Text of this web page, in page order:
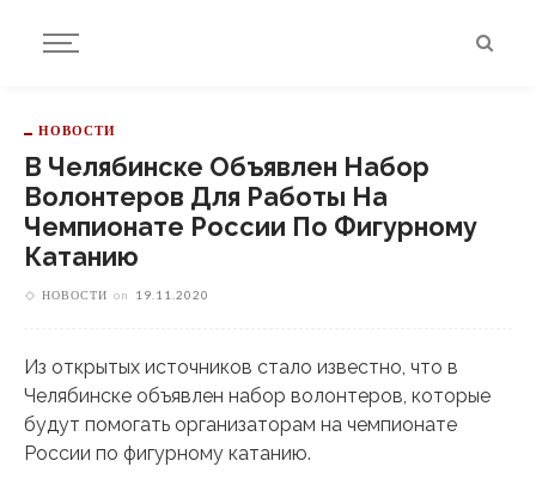
НОВОСТИ
В Челябинске Объявлен Набор
Волонтеров Для Работы На
Чемпионате России По Фигурному
Катанию
НОВОСТИ on 19.11.2020
Из открытых источников стало известно, что в
Челябинске объявлен набор волонтеров, которые
будут помогать организаторам на чемпионате
России по фигурному катанию.